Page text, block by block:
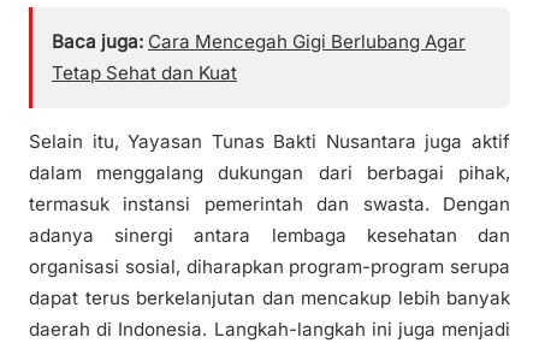
Baca juga: Cara Mencegah Gigi Berlubang Agar
Tetap Sehat dan Kuat
Selain itu, Yayasan Tunas Bakti Nusantara juga aktif
dalam menggalang dukungan dari berbagai pihak,
termasuk instansi pemerintah dan swasta. Dengan
adanya sinergi antara lembaga kesehatan dan
organisasi sosial, diharapkan program-program serupa
dapat terus berkelanjutan dan mencakup lebih banyak
daerah di Indonesia. Langkah-langkah ini juga menjadi